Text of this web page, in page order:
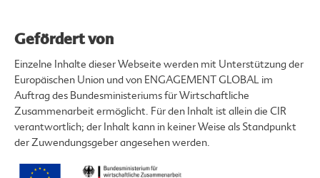
Gefördert von
Einzelne Inhalte dieser Webseite werden mit Unterstützung der
Europäischen Union und von ENGAGEMENT GLOBAL im
Auftrag des Bundesministeriums für Wirtschaftliche
Zusammenarbeit ermöglicht. Für den Inhalt ist allein die CIR
verantwortlich; der Inhalt kann in keiner Weise als Standpunkt
der Zuwendungsgeber angesehen werden.